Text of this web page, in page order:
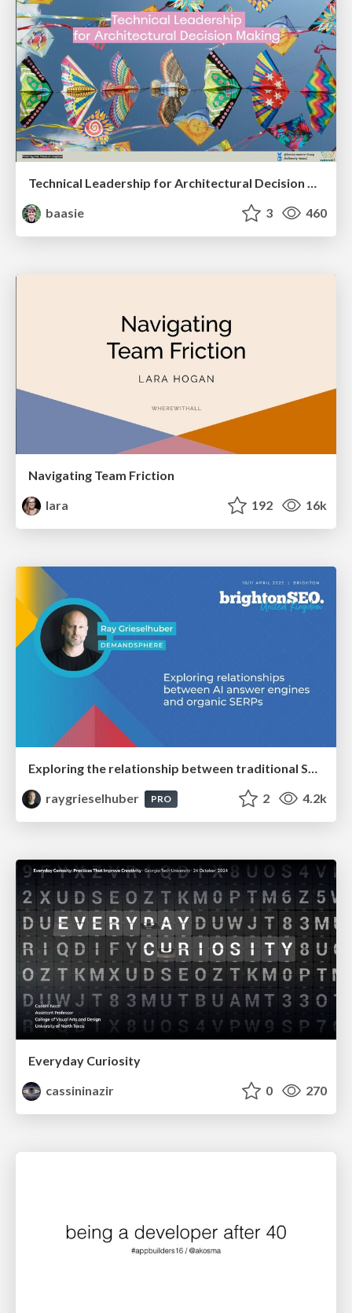
Technical Leadership for Architectural Decision Making
baasie
3 460
Navigating Team Friction
lara
192 16k
Exploring the relationship between traditional SERPs and Gen AI search
raygrieselhuber
PRO 2 4.2k
Everyday Curiosity
cassininazir
0 270